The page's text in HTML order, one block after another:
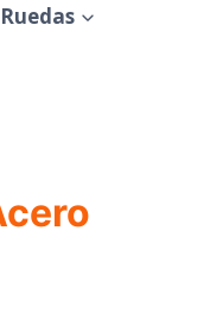
Ruedas